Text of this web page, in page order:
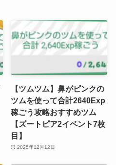
【ツムツム】鼻がピンクの
ツムを使って合計2640Exp
稼ごう攻略おすすめツム
【ズートピア2イベント7枚
目】
2025年12月12日